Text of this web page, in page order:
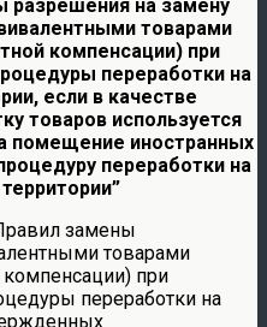
на замену
товарами
компенсации) при
переработки на
если в качестве
товаров используется
помещение иностранных
переработки на
замены
товарами
при
переработки на